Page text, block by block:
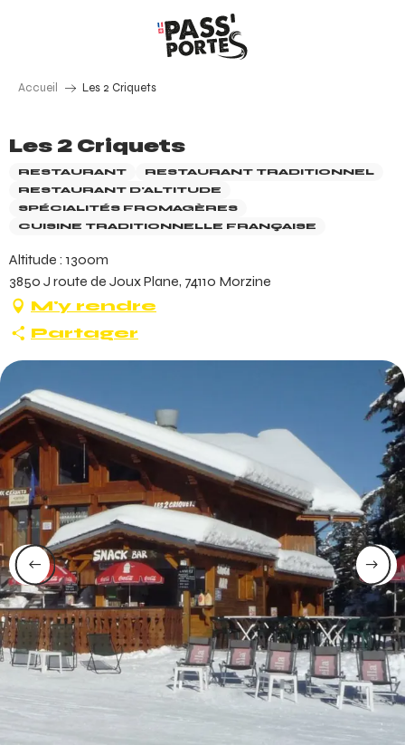
Accueil Les 2 Criquets
Les 2 Criquets
RESTAURANT
RESTAURANT TRADITIONNEL
RESTAURANT D'ALTITUDE
SPÉCIALITÉS FROMAGÈRES
CUISINE TRADITIONNELLE FRANÇAISE
Altitude : 1300m
3850 J route de Joux Plane, 74110 Morzine
M'y rendre
Partager